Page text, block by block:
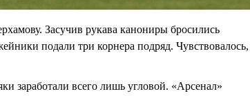
Засучив рукава канониры бросились
подали три корнера подряд. Чувствовалось,
заработали всего лишь угловой. «Арсенал»